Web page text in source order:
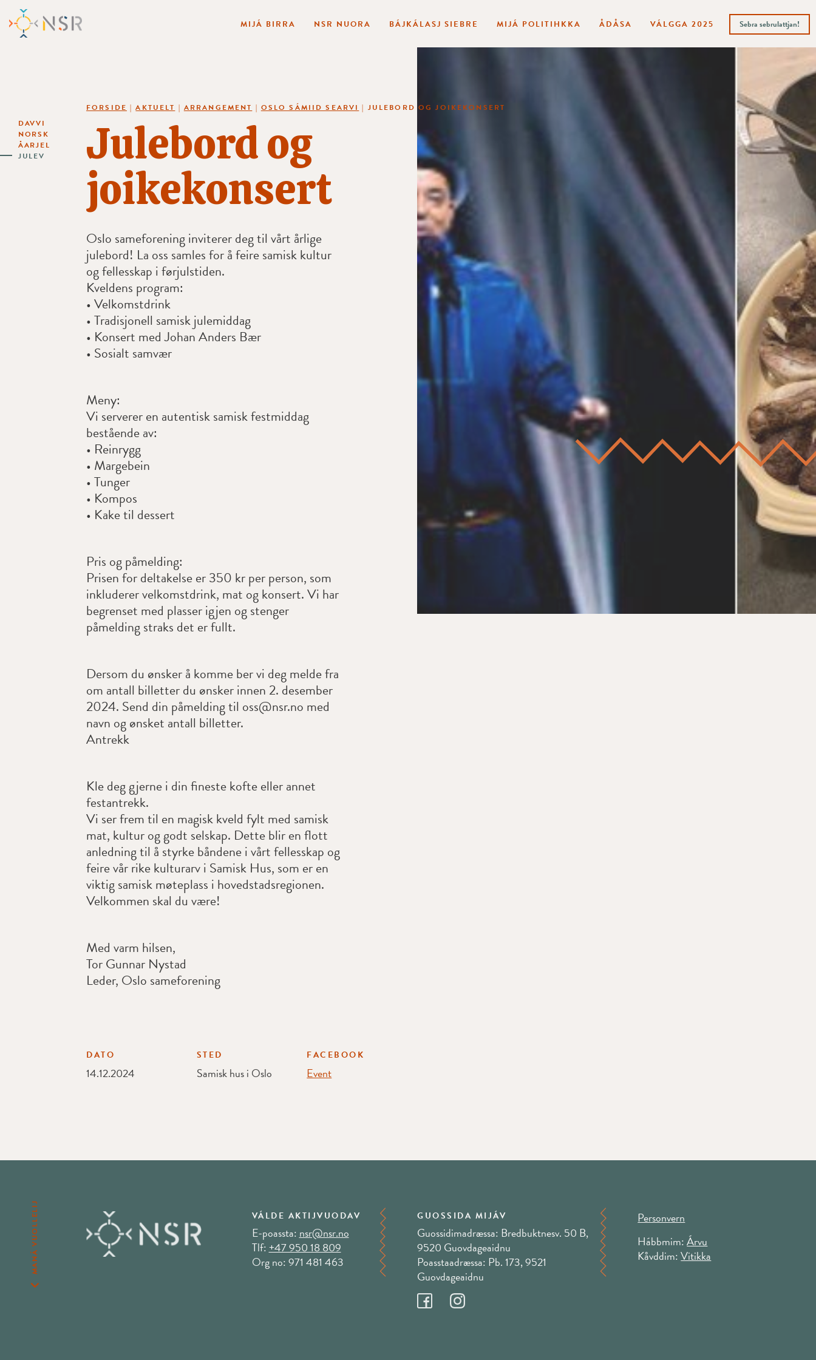
DAVVI
NORSK
ÅARJEL
JULEV
MANÁ VUOLLELIJ
MIJÁ BIRRA NSR NUORA BÁJKÁLASJ SIEBRE MIJÁ POLITIHKKA ÅDÅSA VÁLGGA 2025 Sebra sebrulattjan!
FORSIDE | AKTUELT | ARRANGEMENT | OSLO SÁMIID SEARVI | JULEBORD OG JOIKEKONSERT
Julebord og
joikekonsert
Oslo sameforening inviterer deg til vårt årlige
julebord! La oss samles for å feire samisk kultur
og fellesskap i førjulstiden.
Kveldens program:
• Velkomstdrink
• Tradisjonell samisk julemiddag
• Konsert med Johan Anders Bær
• Sosialt samvær
Meny:
Vi serverer en autentisk samisk festmiddag
bestående av:
• Reinrygg
• Margebein
• Tunger
• Kompos
• Kake til dessert
Pris og påmelding:
Prisen for deltakelse er 350 kr per person, som
inkluderer velkomstdrink, mat og konsert. Vi har
begrenset med plasser igjen og stenger
påmelding straks det er fullt.
Dersom du ønsker å komme ber vi deg melde fra
om antall billetter du ønsker innen 2. desember
2024. Send din påmelding til oss@nsr.no med
navn og ønsket antall billetter.
Antrekk
Kle deg gjerne i din fineste kofte eller annet
festantrekk.
Vi ser frem til en magisk kveld fylt med samisk
mat, kultur og godt selskap. Dette blir en flott
anledning til å styrke båndene i vårt fellesskap og
feire vår rike kulturarv i Samisk Hus, som er en
viktig samisk møteplass i hovedstadsregionen.
Velkommen skal du være!
Med varm hilsen,
Tor Gunnar Nystad
Leder, Oslo sameforening
DATO
14.12.2024
STED
Samisk hus i Oslo
FACEBOOK
Event
VÁLDE AKTIJVUODAV
E-poassta: nsr@nsr.no
Tlf:+47 950 18 809
Org no: 971 481 463
GUOSSIDA MIJÁV
Guossidimadræssa: Bredbuktnesv. 50 B,
9520 Guovdageaidnu
Poasstaadræssa: Pb. 173, 9521
Guovdageaidnu
Personvern
Hábbmim:Árvu
Kåvddim:Vitikka